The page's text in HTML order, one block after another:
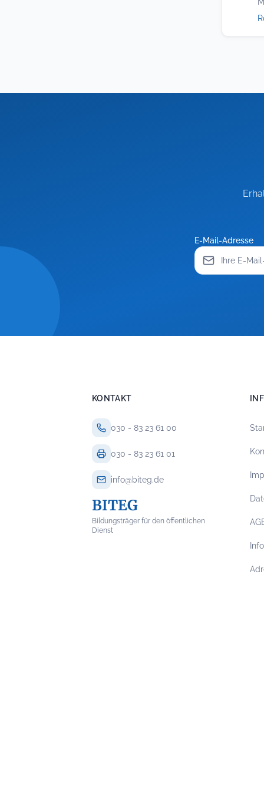
E-Mail-Adresse
KONTAKT
030 - 83 23 61 00
030 - 83 23 61 01
info@biteg.de
BITEG
Bildungsträger für den öffentlichen
Dienst